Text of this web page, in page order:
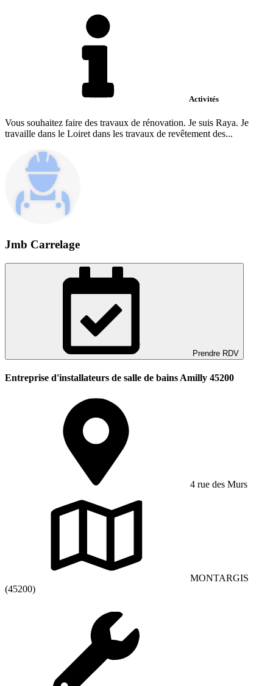
Activités
Vous souhaitez faire des travaux de rénovation. Je suis Raya. Je
travaille dans le Loiret dans les travaux de revêtement des...
Jmb Carrelage
Prendre RDV
Entreprise d'installateurs de salle de bains Amilly 45200
4 rue des Murs
MONTARGIS
(45200)